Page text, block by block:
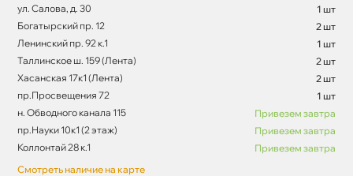
ул. Салова, д. 30
1 шт
Богатырский пр. 12
2 шт
Ленинский пр. 92 к.1
1 шт
Таллинское ш. 159 (Лента)
2 шт
Хасанская 17к1 (Лента)
2 шт
пр.Просвещения 72
1 шт
н. Обводного канала 115
Привезем завтра
пр.Науки 10к1 (2 этаж)
Привезем завтра
Коллонтай 28 к.1
Привезем завтра
Смотреть наличие на карте